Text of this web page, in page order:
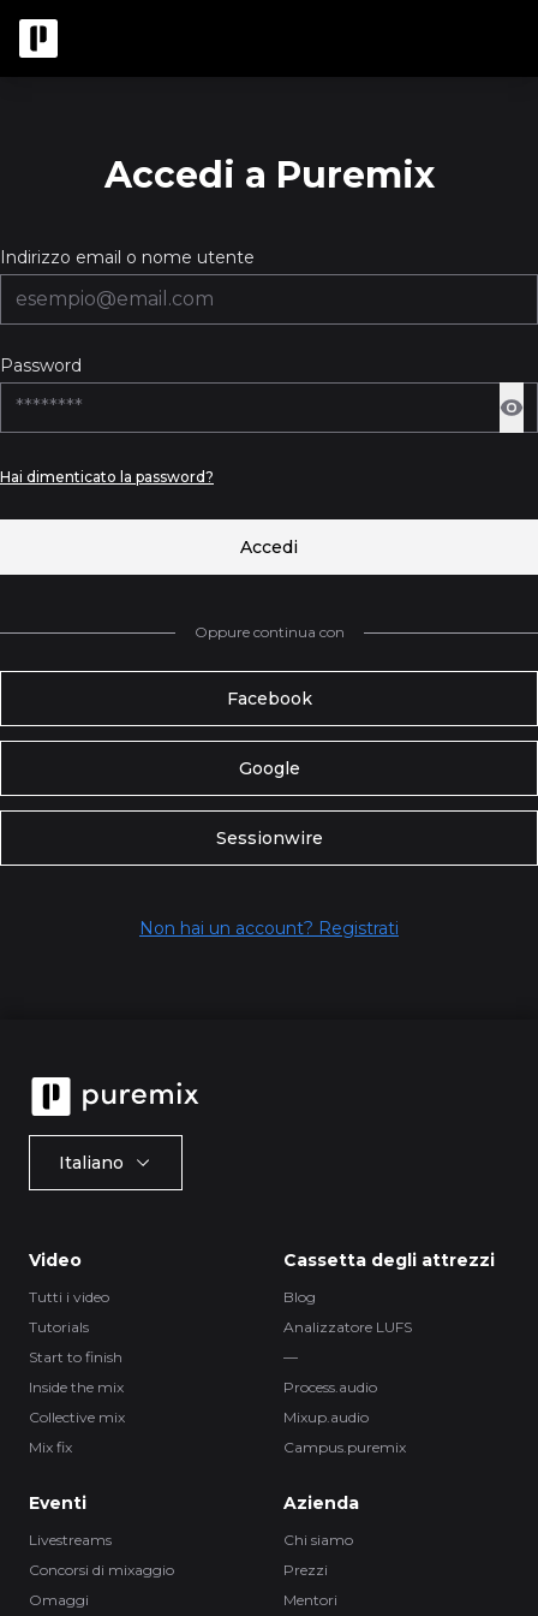
Accedi a Puremix
Indirizzo email o nome utente
Password
Hai dimenticato la password?
Accedi
Oppure continua con
Facebook
Google
Sessionwire
Non hai un account? Registrati
Italiano
Video
Tutti i video
Tutorials
Start to finish
Inside the mix
Collective mix
Mix fix
Cassetta degli attrezzi
Blog
Analizzatore LUFS
—
Process.audio
Mixup.audio
Campus.puremix
Eventi
Livestreams
Concorsi di mixaggio
Omaggi
Azienda
Chi siamo
Prezzi
Mentori